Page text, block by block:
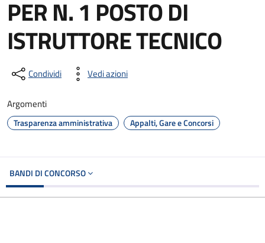
PER N. 1 POSTO DI
ISTRUTTORE TECNICO
Condividi Vedi azioni
Argomenti
Trasparenza amministrativa Appalti, Gare e Concorsi
BANDI DI CONCORSO